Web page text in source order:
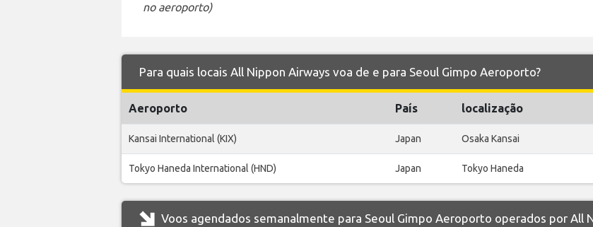
no aeroporto)
Para quais locais All Nippon Airways voa de e para Seoul Gimpo Aeroporto?
Aeroporto País localização
Kansai International (KIX) Japan Osaka Kansai
Tokyo Haneda International (HND) Japan Tokyo Haneda
Voos agendados semanalmente para Seoul Gimpo Aeroporto operados por All